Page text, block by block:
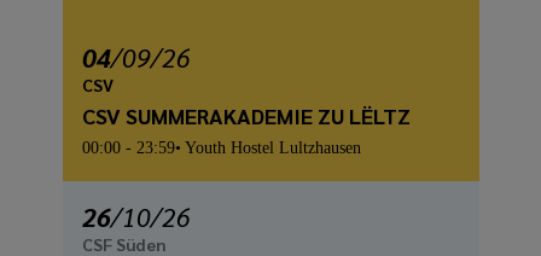
04/09/26
CSV
CSV SUMMERAKADEMIE ZU LËLTZ
00:00 - 23:59 Youth Hostel Lultzhausen
26/10/26
CSF Süden